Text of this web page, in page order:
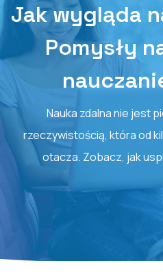
Jak wygląda
Pomysły
Nauka zdalna nie jest
rzeczywistością, która od
otacza. Zobacz, jak